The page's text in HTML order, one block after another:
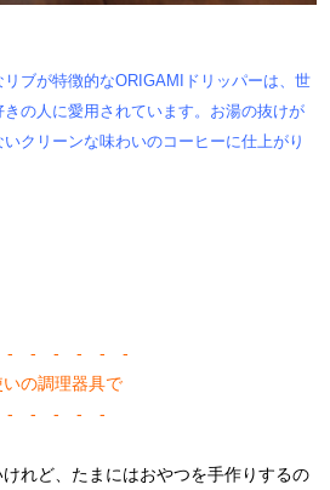
ブが特徴的なORIGAMIドリッパーは、世
の人に愛用されています。 お湯の抜けが
クリーンな味わいのコーヒーに仕上がり
- - - - -
の調理器具で
- - - - -
れど、たまにはおやつを手作りするの